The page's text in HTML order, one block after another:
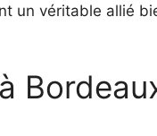
un véritable allié